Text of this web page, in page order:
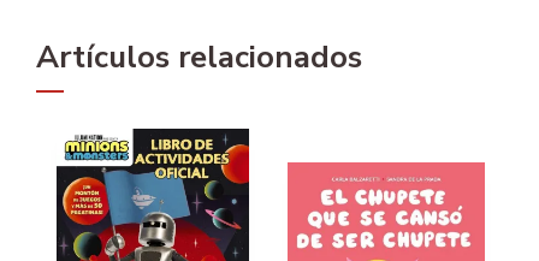
Artículos relacionados